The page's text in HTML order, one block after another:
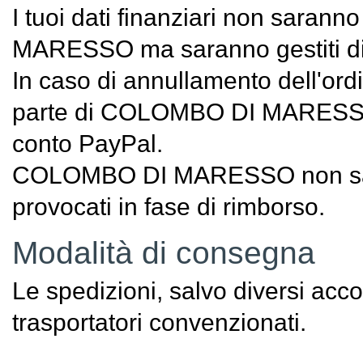
I tuoi dati finanziari non
MARESSO ma saranno gestiti
In caso di annullamento
parte di COLOMBO DI
conto PayPal.
COLOMBO DI MARESSO non
provocati in fase di rimborso.
Modalità di consegna
Le spedizioni, salvo diversi
trasportatori convenzionati.